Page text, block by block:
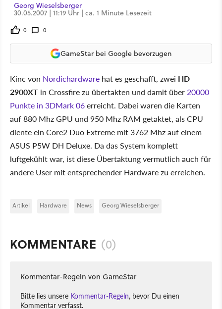
Georg Wieselsberger
30.05.2007 | 11:19 Uhr | ca. 1 Minute Lesezeit
0 0
GameStar bei Google bevorzugen
Kinc von Nordichardware hat es geschafft, zwei HD
2900XT in Crossfire zu übertakten und damit über20000
Punkte in 3DMark 06erreicht. Dabei waren die Karten
auf 880 Mhz GPU und 950 Mhz RAM getaktet, als CPU
diente ein Core2 Duo Extreme mit 3762 Mhz auf einem
ASUS P5W DH Deluxe. Da das System komplett
luftgekühlt war, ist diese Übertaktung vermutlich auch für
andere User mit entsprechender Hardware zu erreichen.
Artikel Hardware News Georg Wieselsberger
KOMMENTARE (0)
Kommentar-Regeln von GameStar
Bitte lies unsere Kommentar-Regeln, bevor Du einen
Kommentar verfasst.